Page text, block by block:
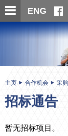
跳
至
主
内
ENG
主
内
主页 合作机会 采
招标通告
暂无招标项目。